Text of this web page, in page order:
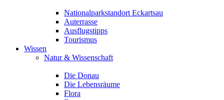
Nationalparkstandort Eckartsau
Auterrasse
Ausflugstipps
Tourismus
Wissen
Natur & Wissenschaft
Die Donau
Die Lebensräume
Flora